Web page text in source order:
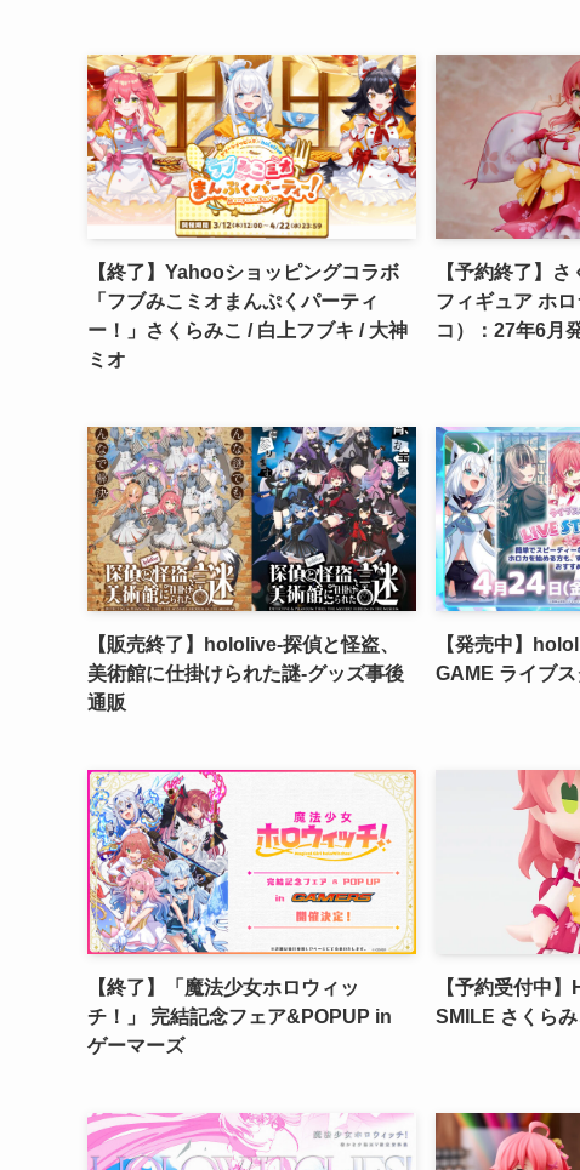
【終了】Yahooショッピングコラボ
「フブみこミオまんぷくパーティ
ー！」さくらみこ / 白上フブキ / 大神
ミオ
【予約終了】
フィギュア ホ
コ）：27年6月
【販売終了】hololive‐探偵と怪盗、
美術館に仕掛けられた謎‐グッズ事後
通販
【発売中】
GAME ライブ
【終了】「魔法少女ホロウィッ
チ！」 完結記念フェア&POPUP in
ゲーマーズ
【予約受付中
SMILE さくら